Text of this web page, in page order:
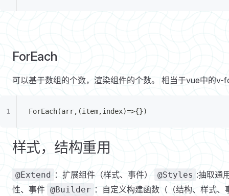
ForEach
可以基于数组的个数，渲染组件的个数。 相当于vue中的v-
ForEach(arr,(item,index)=>{})
样式，结构重用
@Extend ：扩展组件（样式、事件） @Styles :抽取通
性、事件 @Builder ：自定义构建函数（（结构、样式、